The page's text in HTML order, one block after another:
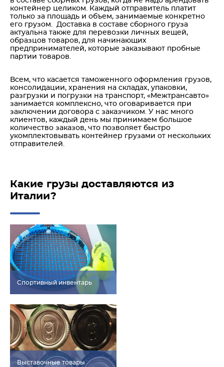
контейнер целиком. Каждый отправитель платит
только за площадь и объем, занимаемые конкретно
его грузом. Доставка в составе сборного груза
актуальна также для перевозки личных вещей,
образцов товаров, для начинающих
предпринимателей, которые заказывают пробные
партии товаров.
Всем, что касается таможенного оформления грузов,
консолидации, хранения на складах, упаковки,
разгрузки и погрузки на транспорт, «Межтрансавто»
занимается комплексно, что оговаривается при
заключении договора с заказчиком. У нас много
клиентов, каждый день мы принимаем большое
количество заказов, что позволяет быстро
укомплектовывать контейнер грузами от нескольких
отправителей.
Какие грузы доставляются из
Италии?
Спортивный инвентарь
Выставочные товары